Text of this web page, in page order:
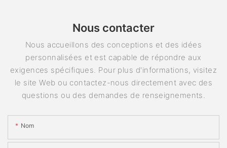
Nous contacter
Nous accueillons des conceptions et des idées
personnalisées et est capable de répondre aux
exigences spécifiques. Pour plus d'informations, visitez
le site Web ou contactez-nous directement avec des
questions ou des demandes de renseignements.
Nom